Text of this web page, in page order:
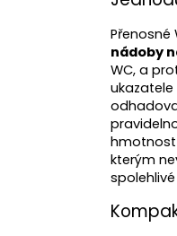
Přenosné
nádoby
WC, a
hmotnost
kterým